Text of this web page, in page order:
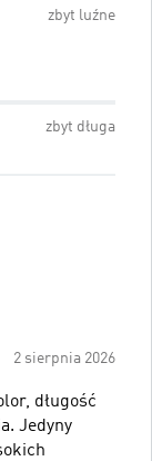
zbyt luźne
zbyt długa
2 sierpnia 2026
Jedyny